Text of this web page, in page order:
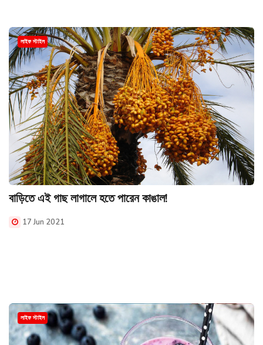
লাইফ স্টাইল
বাড়িতে এই গাছ লাগালে হতে পারেন কাঙাল!
17 Jun 2021
লাইফ স্টাইল